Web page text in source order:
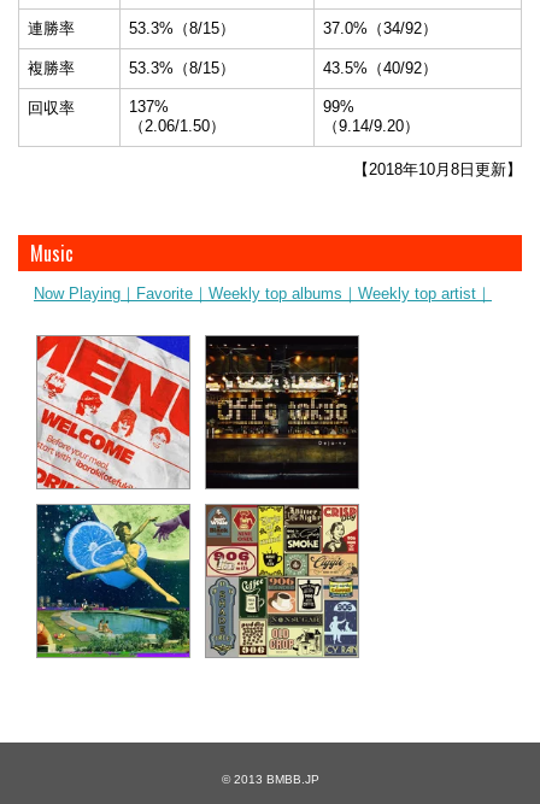
連勝率 53.3%（8/15） 37.0%（34/92）
複勝率 53.3%（8/15） 43.5%（40/92）
回収率
137%
（2.06/1.50）
99%
（9.14/9.20）
【2018年10月8日更新】
Music
Now Playing｜ Favorite｜ Weekly top albums｜ Weekly top artist｜
ibaraki(otefuki)
Geloomy
シンデレラ
Offo tokyo
© 2013 BMBB.JP